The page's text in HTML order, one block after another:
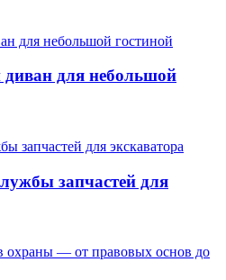
для небольшой
запчастей для